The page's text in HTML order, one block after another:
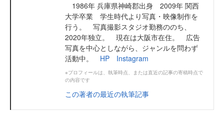
1986年 兵庫県神崎郡出身 2009年 関西
大学卒業 学生時代より写真・映像制作を
行う。 写真撮影スタジオ勤務ののち、
2020年独立。 現在は大阪市在住。 広告
写真を中心としながら、ジャンルを問わず
活動中。 HP Instagram
※プロフィールは、執筆時点、または直近の記事の寄稿時点で
の内容です
この著者の最近の執筆記事